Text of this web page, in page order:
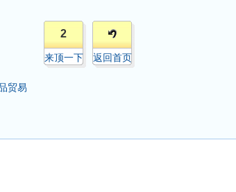
2
来顶一下 返回首页
贸易